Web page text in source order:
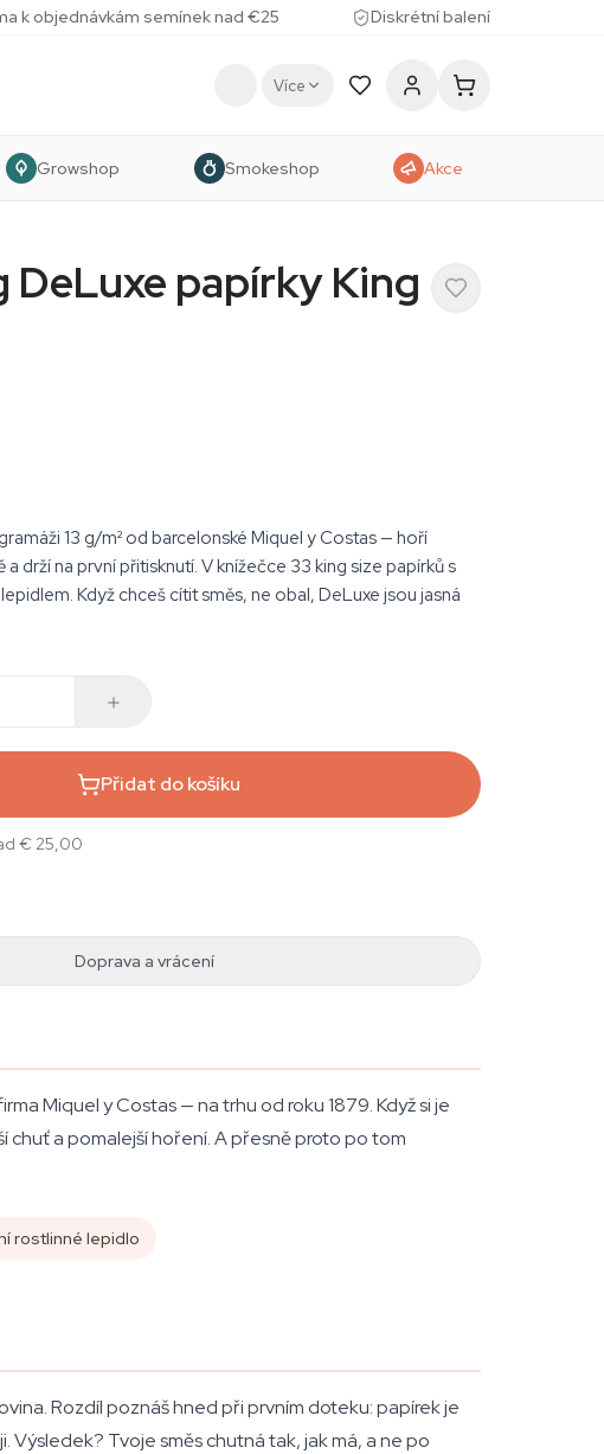
k objednávkám semínek nad €25 Diskrétní balení
Více
Growshop Smokeshop Akce
DeLuxe papírky King
13 g/m² od barcelonské Miquel y Costas — hoří
drží na první přitisknutí. V knížečce 33 king size papírků s
Když chceš cítit směs, ne obal, DeLuxe jsou jasná
Přidat do košíku
€ 25,00
Doprava a vrácení
Miquel y Costas — na trhu od roku 1879. Když si je
chuť a pomalejší hoření. A přesně proto po tom
rostlinné lepidlo
Rozdíl poznáš hned při prvním doteku: papírek je
Výsledek? Tvoje směs chutná tak, jak má, a ne po